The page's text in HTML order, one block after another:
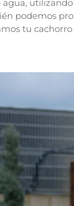
podemos
tu